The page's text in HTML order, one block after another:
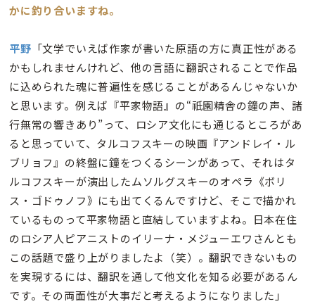
かに釣り合いますね。
平野 「文学でいえば作家が書いた原語の方に真正性がある
かもしれませんけれど、他の言語に翻訳されることで作品
に込められた魂に普遍性を感じることがあるんじゃないか
と思います。例えば『平家物語』の“祇園精舎の鐘の声、諸
行無常の響きあり”って、ロシア文化にも通じるところがあ
ると思っていて、タルコフスキーの映画『アンドレイ・ル
ブリョフ』の終盤に鐘をつくるシーンがあって、それはタ
ルコフスキーが演出したムソルグスキーのオペラ《ボリ
ス・ゴドゥノフ》にも出てくるんですけど、そこで描かれ
ているものって平家物語と直結していますよね。日本在住
のロシア人ピアニストのイリーナ・メジューエワさんとも
この話題で盛り上がりましたよ（笑）。翻訳できないもの
を実現するには、翻訳を通して他文化を知る必要があるん
です。その両面性が大事だと考えるようになりました」